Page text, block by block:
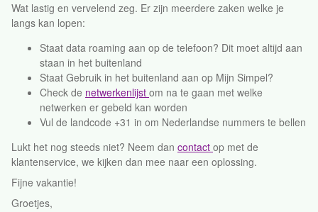
Wat lastig en vervelend zeg. Er zijn meerdere zaken welke je
langs kan lopen:
Staat data roaming aan op de telefoon? Dit moet altijd aan
staan in het buitenland
Staat Gebruik in het buitenland aan op Mijn Simpel?
Check de netwerkenlijst om na te gaan met welke
netwerken er gebeld kan worden
Vul de landcode +31 in om Nederlandse nummers te bellen
Lukt het nog steeds niet? Neem dan contact op met de
klantenservice, we kijken dan mee naar een oplossing.
Fijne vakantie!
Groetjes,